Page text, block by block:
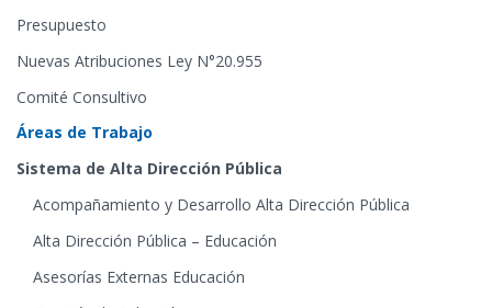
Presupuesto
Nuevas Atribuciones Ley N°20.955
Comité Consultivo
Áreas de Trabajo
Sistema de Alta Dirección Pública
Acompañamiento y Desarrollo Alta Dirección Pública
Alta Dirección Pública – Educación
Asesorías Externas Educación